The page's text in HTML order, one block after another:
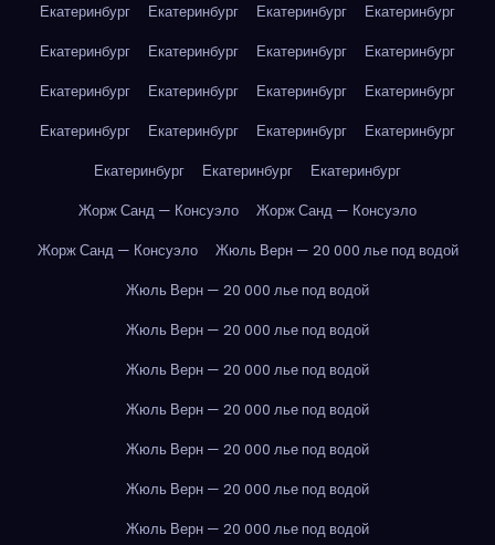
Екатеринбург
Екатеринбург Екатеринбург
Екатеринбург
Екатеринбург
Екатеринбург Екатеринбург
Екатеринбург
Екатеринбург
Екатеринбург Екатеринбург
Екатеринбург
Екатеринбург
Екатеринбург Екатеринбург
Екатеринбург
Екатеринбург
Екатеринбург
Екатеринбург
Жорж Санд — Консуэло
Жорж Санд — Консуэло
Жорж Санд — Консуэло
Жюль Верн — 20 000 лье под водой
Жюль Верн — 20 000 лье под водой
Жюль Верн — 20 000 лье под водой
Жюль Верн — 20 000 лье под водой
Жюль Верн — 20 000 лье под водой
Жюль Верн — 20 000 лье под водой
Жюль Верн — 20 000 лье под водой
Жюль Верн — 20 000 лье под водой